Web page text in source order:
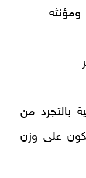
ومؤنثه
بالتجرد من
على وزن